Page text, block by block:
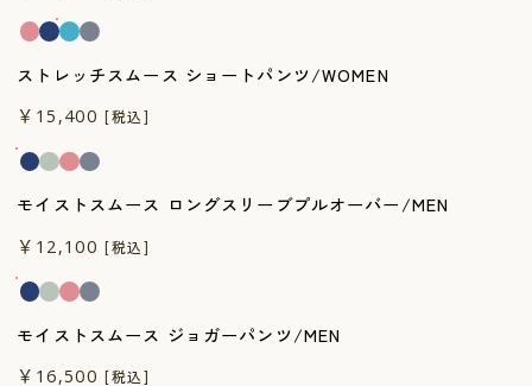
ストレッチスムース ショートパンツ/WOMEN
￥15,400 [税込]
一般医療機器
モイストスムース ロングスリーブプルオーバー/MEN
￥12,100 [税込]
一般医療機器
モイストスムース ジョガーパンツ/MEN
￥16,500 [税込]
一般医療機器